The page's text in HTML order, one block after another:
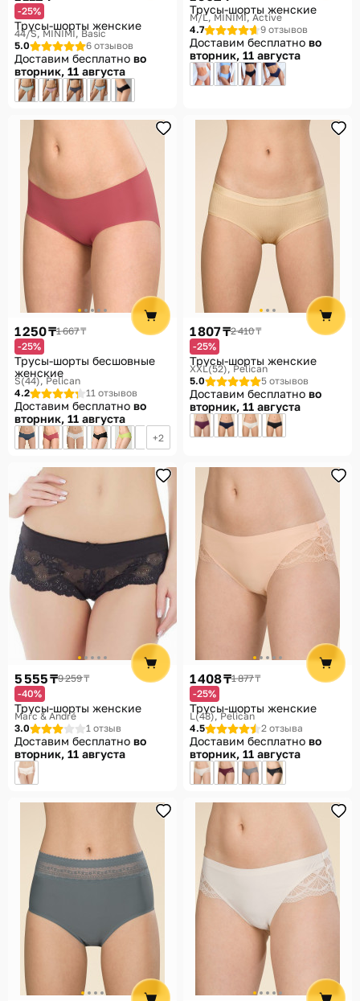
-25%
Трусы-шорты женские
44/S MINIMI, Basic
5.0
6 отзывов
Доставим бесплатно во
вторник, 11 августа
Трусы-шорты женские
M/L MINIMI, Active
4.7
9 отзывов
Доставим бесплатно во
вторник, 11 августа
1 250 ₸1 667 ₸
-25%
Трусы-шорты бесшовные
женские
S(44) Pelican
4.2
11 отзывов
Доставим бесплатно во
вторник, 11 августа
2
1 807 ₸2 410 ₸
-25%
Трусы-шорты женские
XXL(52) Pelican
5.0
5 отзывов
Доставим бесплатно во
вторник, 11 августа
5 555 ₸9 259 ₸
-40%
Трусы-шорты женские
Marc & André
3.0
1 отзыв
Доставим бесплатно во
вторник, 11 августа
1 408 ₸1 877 ₸
-25%
Трусы-шорты женские
L(48) Pelican
4.5
2 отзыва
Доставим бесплатно во
вторник, 11 августа